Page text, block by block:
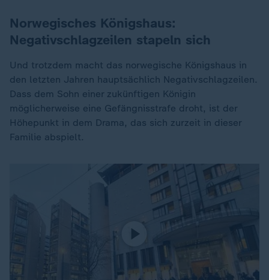
Norwegisches Königshaus:
Negativschlagzeilen stapeln sich
Und trotzdem macht das norwegische Königshaus in
den letzten Jahren hauptsächlich Negativschlagzeilen.
Dass dem Sohn einer zukünftigen Königin
möglicherweise eine Gefängnisstrafe droht, ist der
Höhepunkt in dem Drama, das sich zurzeit in dieser
Familie abspielt.